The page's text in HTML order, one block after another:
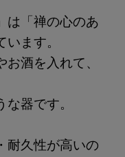
は「禅の心のあ
ます。
酒を入れて、
器です。
耐久性が高いの